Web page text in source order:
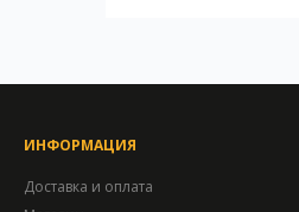
ИНФОРМАЦИЯ
Доставка и оплата